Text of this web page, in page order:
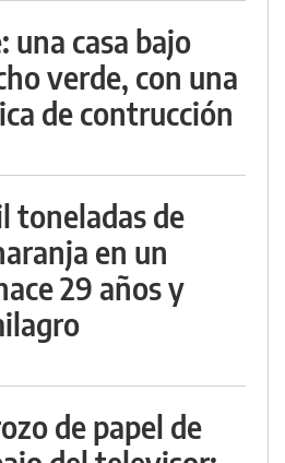
una casa bajo
verde, con una
de contrucción
toneladas de
en un
29 años y
de papel de